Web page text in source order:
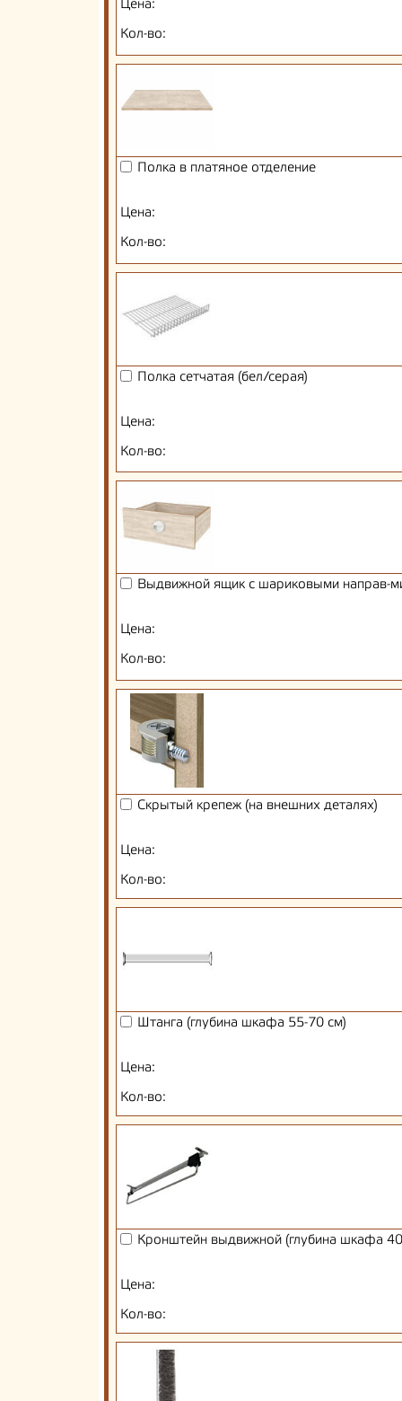
Цена:
Кол-во:
Полка в платяное отделение
Цена:
Кол-во:
Полка сетчатая (бел/серая)
Цена:
Кол-во:
Выдвижной ящик с шариковыми направ-
Цена:
Кол-во:
Скрытый крепеж (на внешних деталях)
Цена:
Кол-во:
Штанга (глубина шкафа 55-70 см)
Цена:
Кол-во:
Кронштейн выдвижной (глубина шкафа
Цена:
Кол-во: